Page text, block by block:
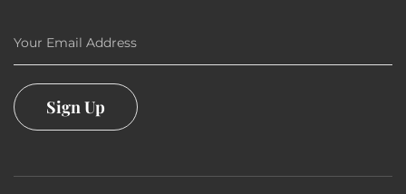
Your Email Address
Sign Up